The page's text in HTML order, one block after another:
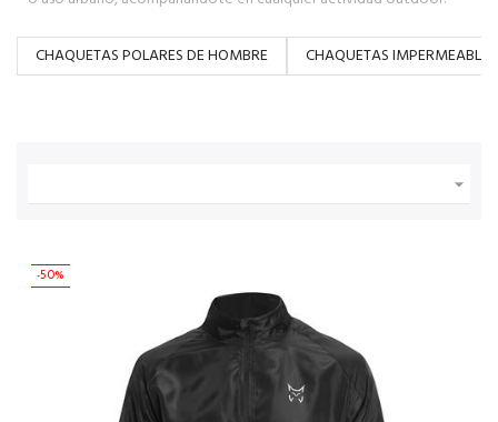
CHAQUETAS POLARES DE HOMBRE CHAQUETAS

-50%